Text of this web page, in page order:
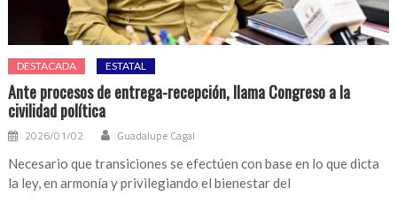
DESTACADA ESTATAL
Ante procesos de entrega-recepción, llama Congreso a la
civilidad política
2026/01/02 Guadalupe Cagal
Necesario que transiciones se efectúen con base en lo que dicta
la ley, en armonía y privilegiando el bienestar del